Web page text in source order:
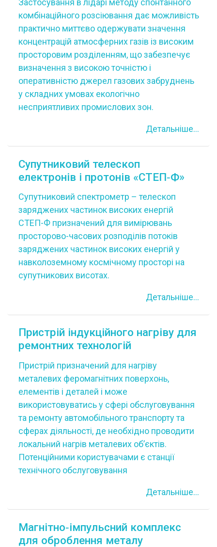
комбінаційного розсіювання дає можливість
практично миттєво одержувати значення
концентрацій атмосферних газів із високим
просторовим розділенням, що забезпечує
визначення з високою точністю і
оперативністю джерел газових забруднень
у складних умовах екологічно
несприятливих промислових зон.
Детальніше...
Супутниковий телескоп
електронів і протонів «СТЕП‐Ф»
Супутниковий спектрометр – телескоп
заряджених частинок високих енергій
СТЕП-Ф призначений для вимірювань
просторово-часових розподілів потоків
заряджених частинок високих енергій у
навколоземному космічному просторі на
супутникових висотах.
Детальніше...
Пристрій індукційного нагріву для
ремонтних технологій
Пристрій призначений для нагріву
металевих феромагнітних поверхонь,
елементів і деталей і може
використовуватись у сфері обслуговування
та ремонту автомобільного транспорту та
сферах діяльності, де необхідно проводити
локальний нагрів металевих об’єктів.
Потенційними користувачами є станції
технічного обслуговування
Детальніше...
Магнітно‐імпульсний комплекс
для оброблення металу